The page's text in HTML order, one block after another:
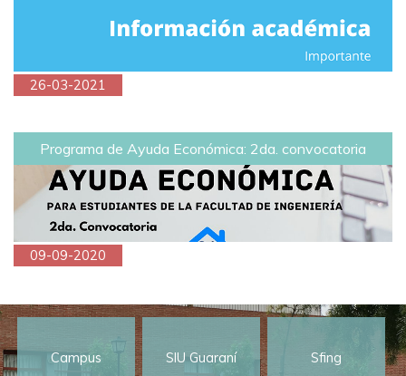
26-03-2021
Programa de Ayuda Económica: 2da. convocatoria
09-09-2020
Campus SIU Guaraní Sfing